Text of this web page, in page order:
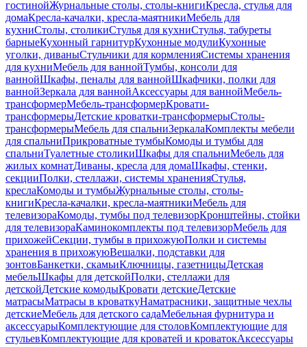
гостинойЖурнальные столы, столы-книгиКресла, стулья для
домаКресла-качалки, кресла-маятникиМебель для
кухниСтолы, столикиСтулья для кухниСтулья, табуреты
барныеКухонный гарнитурКухонные модулиКухонные
уголки, диваныСтульчики для кормленияСистемы хранения
для кухниМебель для ваннойТумбы, консоли для
ваннойШкафы, пеналы для ваннойШкафчики, полки для
ваннойЗеркала для ваннойАксессуары для ваннойМебель-
трансформерМебель-трансформерКровати-
трансформерыДетские кроватки-трансформерыСтолы-
трансформерыМебель для спальниЗеркалаКомплекты мебели
для спальниПрикроватные тумбыКомоды и тумбы для
спальниТуалетные столикиШкафы для спальниМебель для
жилых комнатДиваны, кресла для домаШкафы, стенки,
секцииПолки, стеллажи, системы храненияСтулья,
креслаКомоды и тумбыЖурнальные столы, столы-
книгиКресла-качалки, кресла-маятникиМебель для
телевизораКомоды, тумбы под телевизорКронштейны, стойки
для телевизораКаминокомплекты под телевизорМебель для
прихожейСекции, тумбы в прихожуюПолки и системы
хранения в прихожуюВешалки, подставки для
зонтовБанкетки, скамьиКлючницы, газетницыДетская
мебельШкафы для детскойПолки, стеллажи для
детскойДетские комодыКровати детскиеДетские
матрасыМатрасы в кроваткуНаматрасники, защитные чехлы
детскиеМебель для детского садаМебельная фурнитура и
аксессуарыКомплектующие для столовКомплектующие для
стульевКомплектующие для кроватей и кроватокАксессуары